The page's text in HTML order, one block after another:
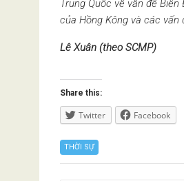
Trung Quốc về vấn đề Biển
của Hồng Kông và các vấn
Lê Xuân (theo SCMP)
Share this:
Twitter Facebook
THỜI SỰ